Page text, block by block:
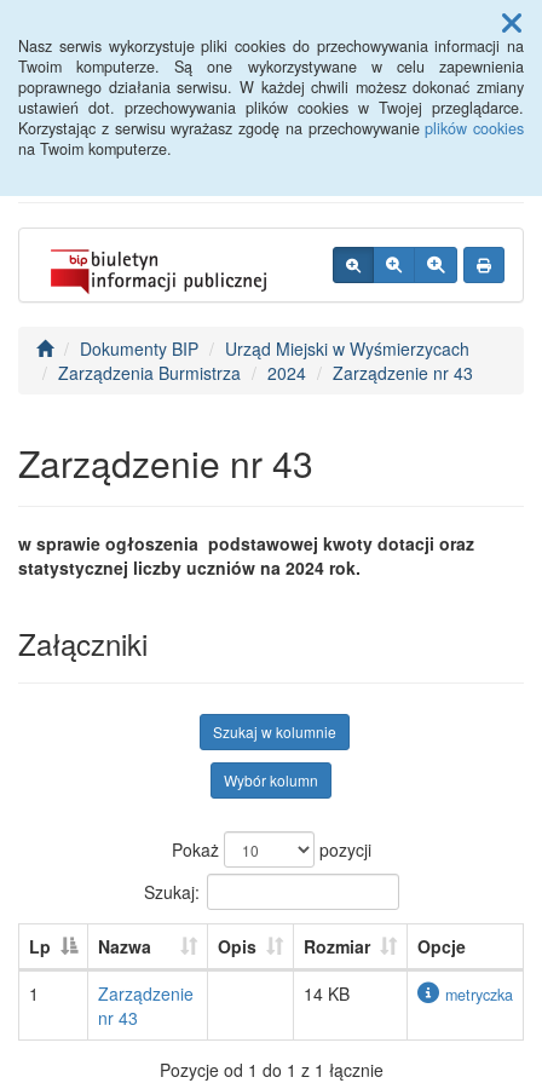
Nasz serwis wykorzystuje pliki cookies do przechowywania informacji na
Twoim komputerze. Są one wykorzystywane w celu zapewnienia
poprawnego działania serwisu. W każdej chwili możesz dokonać zmiany
ustawień dot. przechowywania plików cookies w Twojej przeglądarce.
Korzystając z serwisu wyrażasz zgodę na przechowywanieplików cookies
na Twoim komputerze.
Menu
BIP - Urząd Miejski
Wyśmierzyce
Dokumenty BIP
Urząd Miejski w Wyśmierzycach
Zarządzenia Burmistrza
2024 Zarządzenie nr 43
Zarządzenie nr 43
w sprawie ogłoszenia podstawowej kwoty dotacji oraz
statystycznej liczby uczniów na 2024 rok.
Załączniki
Szukaj w kolumnie
Wybór kolumn
Pokaż
pozycji
Szukaj:
Lp Nazwa Opis Rozmiar
Opcje
1
Zarządzenie
nr 43
14 KB metryczka
Pozycje od 1 do 1 z 1 łącznie